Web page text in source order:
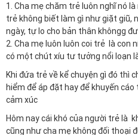
1. Cha mẹ chăm trẻ luôn nghĩ nó
trẻ không biết làm gì như giặt giũ,
ngày, tự lo cho bản thân khôngg
2. Cha mẹ luôn luôn coi trẻ là con
có một chút xíu tư tưởng nổi loạn
Khi đứa trẻ về kể chuyện gì đó thì
hiểm để áp đặt hay để khuyến
cảm xúc
Hôm nay cái khó của người trẻ là
cũng như cha mẹ không đối thoại